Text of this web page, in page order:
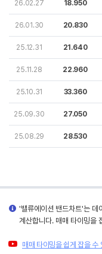
26.02.27 18.950
26.01.30 20.830
25.12.31 21.640
25.11.28 22.960
25.10.31 33.360
25.09.30 27.050
25.08.29 28.530
'밸류에이션 밴드차트'는 데
계산합니다. 매매 타이밍을
매매 타이밍을 쉽게 잡을 수